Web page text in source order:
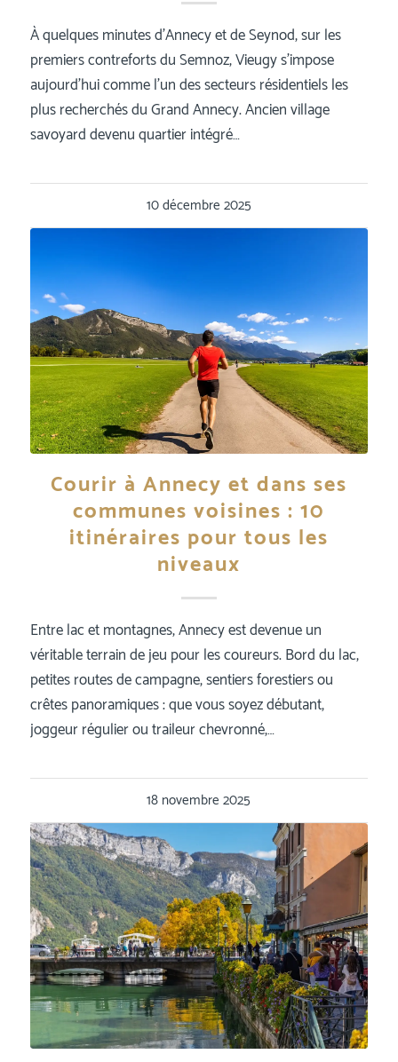
À quelques minutes d’Annecy et de Seynod, sur les
premiers contreforts du Semnoz, Vieugy s’impose
aujourd’hui comme l’un des secteurs résidentiels les
plus recherchés du Grand Annecy. Ancien village
savoyard devenu quartier intégré…
10 décembre 2025
Courir à Annecy et dans ses
communes voisines : 10
itinéraires pour tous les
niveaux
Entre lac et montagnes, Annecy est devenue un
véritable terrain de jeu pour les coureurs. Bord du lac,
petites routes de campagne, sentiers forestiers ou
crêtes panoramiques : que vous soyez débutant,
joggeur régulier ou traileur chevronné,…
18 novembre 2025